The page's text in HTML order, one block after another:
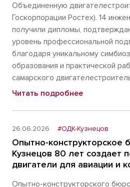
Объединенную
Госкорпорации Ростех). 14
получили дипломы,
уровень профессиональной
благодаря уникальному
образования и практической
самарского
Читать подробнее
26.06.2026 #ОДК-Кузнецов
Опытно-конструкторское
Кузнецов 80 лет создает
двигатели для авиации и
Опытно-конструкторского